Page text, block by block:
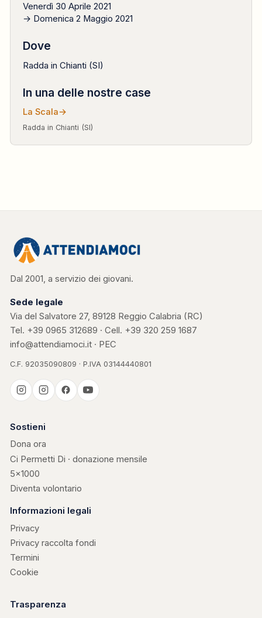
Venerdì 30 Aprile 2021
→ Domenica 2 Maggio 2021
Dove
Radda in Chianti (SI)
In una delle nostre case
La Scala→
Radda in Chianti (SI)
Dal 2001, a servizio dei giovani.
Sede legale
Via del Salvatore 27, 89128 Reggio Calabria (RC)
Tel. +39 0965 312689 · Cell. +39 320 259 1687
info@attendiamoci.it · PEC
C.F. 92035090809 · P.IVA 03144440801
Casa Kerigma
Sostieni
Dona ora
Ci Permetti Di · donazione mensile
5×1000
Diventa volontario
Informazioni legali
Privacy
Privacy raccolta fondi
Termini
Cookie
Trasparenza